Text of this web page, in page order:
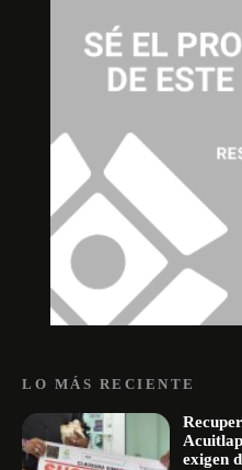
LO MÁS RECIENTE
exigen